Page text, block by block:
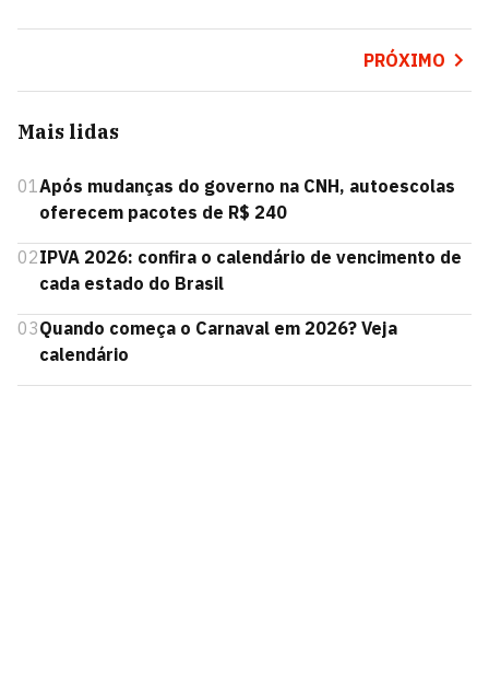
PRÓXIMO
Mais lidas
01Após mudanças do governo na CNH, autoescolas
oferecem pacotes de R$ 240
02IPVA 2026: confira o calendário de vencimento de
cada estado do Brasil
03Quando começa o Carnaval em 2026? Veja
calendário